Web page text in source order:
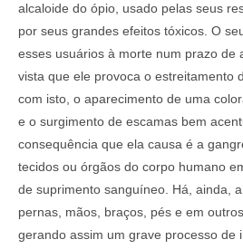
alcaloide do ópio, usado pelas seus
por seus grandes efeitos tóxicos. O
esses usuários à morte num prazo de
vista que ele provoca o estreitamento
com isto, o aparecimento de uma
e o surgimento de escamas bem
consequência que ela causa é a
tecidos ou órgãos do corpo humano
de suprimento sanguíneo. Há, ainda,
pernas, mãos, braços, pés e em
gerando assim um grave processo de